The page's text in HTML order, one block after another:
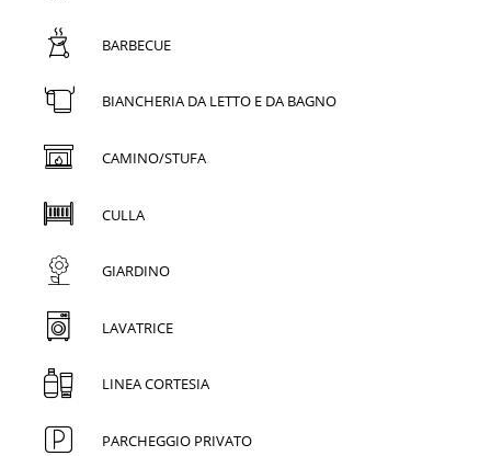
BARBECUE
BIANCHERIA DA LETTO E DA BAGNO
CAMINO/STUFA
CULLA
GIARDINO
LAVATRICE
LINEA CORTESIA
PARCHEGGIO PRIVATO